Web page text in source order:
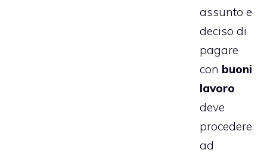
assunto e
deciso di
pagare
con buoni
lavoro
deve
procedere
ad